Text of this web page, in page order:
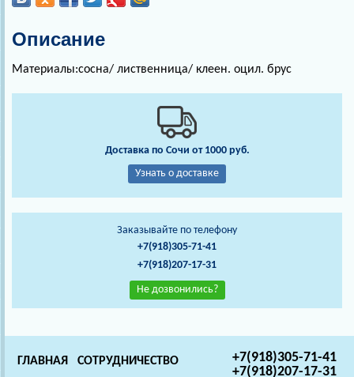
Описание
Материалы:сосна/ лиственница/ клеен. оцил. брус
Доставка по Сочи от 1000 руб.
Узнать о доставке
Заказывайте по телефону
+7(918)305-71-41
+7(918)207-17-31
Не дозвонились?
+7(918)305-71-41
+7(918)207-17-31
ГЛАВНАЯ СОТРУДНИЧЕСТВО